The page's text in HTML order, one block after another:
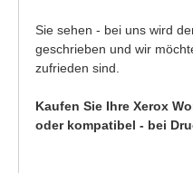
Sie sehen - bei uns wird
geschrieben und wir
zufrieden sind.
Kaufen Sie Ihre Xerox
oder kompatibel - bei